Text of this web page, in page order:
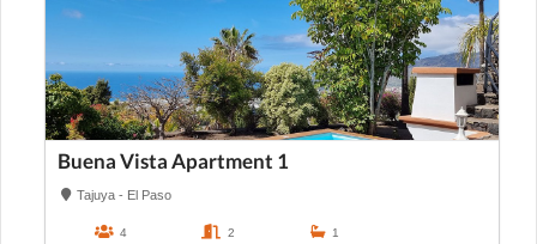
Buena Vista Apartment 1
Tajuya - El Paso
4 2 1